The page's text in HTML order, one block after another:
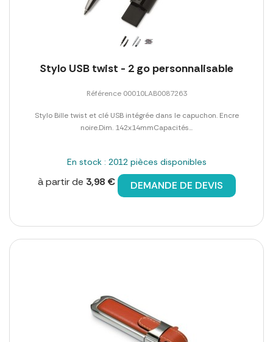
Stylo USB twist - 2 go personnalisable
Référence 00010LAB0087263
Stylo Bille twist et clé USB intégrée dans le capuchon. Encre
noire.Dim. 142x14mmCapacités...
En stock : 2012 pièces disponibles
à partir de 3,98 € DEMANDE DE DEVIS